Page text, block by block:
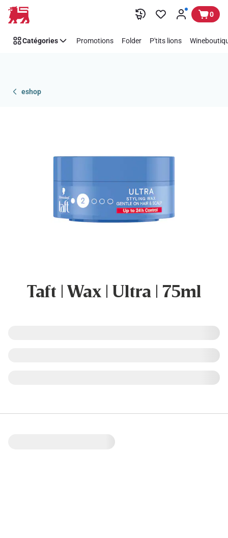
Passer 0
Catégories Promotions Folder P'tits lions
eshop
Taft | Wax | Ultra | 75ml